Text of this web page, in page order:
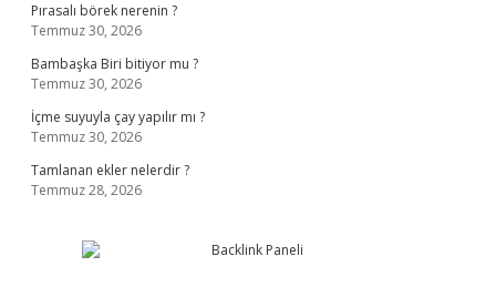
Pırasalı börek nerenin ?
Temmuz 30, 2026
Bambaşka Biri bitiyor mu ?
Temmuz 30, 2026
İçme suyuyla çay yapılır mı ?
Temmuz 30, 2026
Tamlanan ekler nelerdir ?
Temmuz 28, 2026